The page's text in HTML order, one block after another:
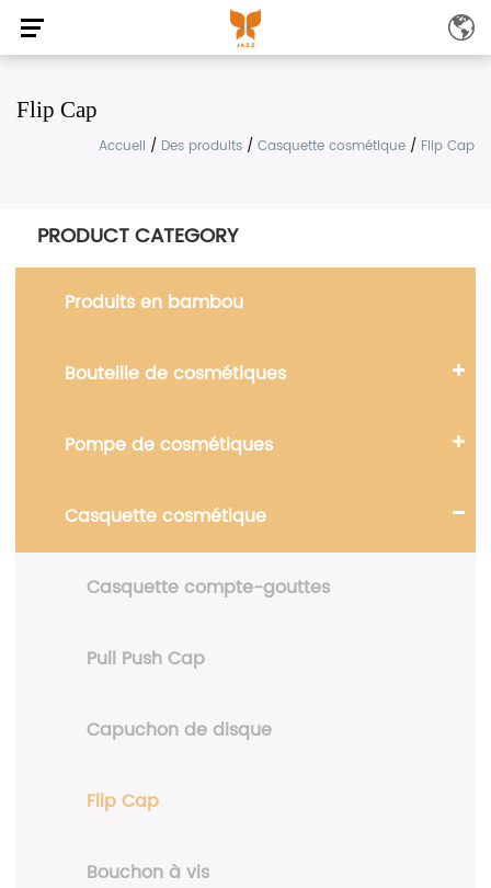
Flip Cap
Accueil / Des produits / Casquette cosmétique / Flip Cap
PRODUCT CATEGORY
Produits en bambou
Bouteille de cosmétiques
Pompe de cosmétiques
Casquette cosmétique
Casquette compte-gouttes
Pull Push Cap
Capuchon de disque
Flip Cap
Bouchon à vis